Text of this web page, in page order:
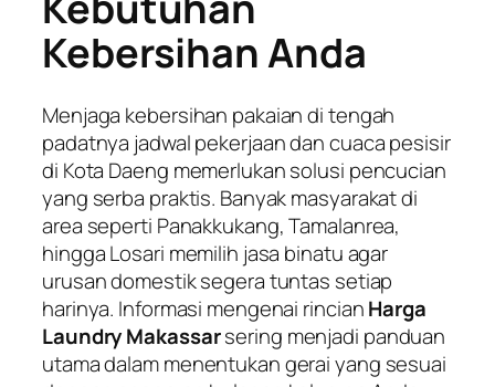
Kebersihan Anda
Menjaga kebersihan pakaian di tengah
padatnya jadwal pekerjaan dan cuaca pesisir
di Kota Daeng memerlukan solusi pencucian
yang serba praktis. Banyak masyarakat di
area seperti Panakkukang, Tamalanrea,
hingga Losari memilih jasa binatu agar
urusan domestik segera tuntas setiap
harinya. Informasi mengenai rincianHarga
Laundry Makassarsering menjadi panduan
utama dalam menentukan gerai yang sesuai